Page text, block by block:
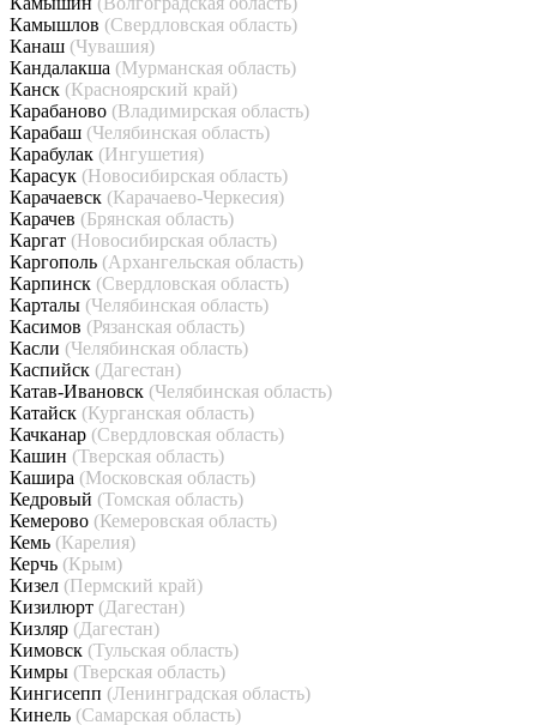
Камышлов (Свердловская область)
Канаш (Чувашия)
Кандалакша (Мурманская область)
Канск (Красноярский край)
Карабаново (Владимирская область)
Карабаш (Челябинская область)
Карабулак (Ингушетия)
Карасук (Новосибирская область)
Карачаевск (Карачаево-Черкесия)
Карачев (Брянская область)
Каргат (Новосибирская область)
Каргополь (Архангельская область)
Карпинск (Свердловская область)
Карталы (Челябинская область)
Касимов (Рязанская область)
Касли (Челябинская область)
Каспийск (Дагестан)
Катав-Ивановск (Челябинская область)
Катайск (Курганская область)
Качканар (Свердловская область)
Кашин (Тверская область)
Кашира (Московская область)
Кедровый (Томская область)
Кемерово (Кемеровская область)
Кемь (Карелия)
Керчь (Крым)
Кизел (Пермский край)
Кизилюрт (Дагестан)
Кизляр (Дагестан)
Кимовск (Тульская область)
Кимры (Тверская область)
Кингисепп (Ленинградская область)
Кинель (Самарская область)